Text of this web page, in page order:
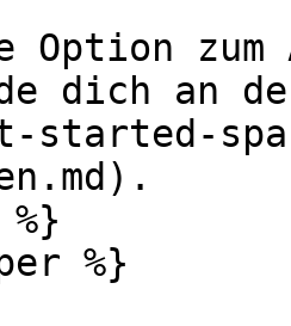
Option
dich an
started-
%}